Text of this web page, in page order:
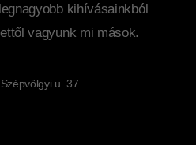
kihívásainkból
vagyunk mi mások.
u. 37.